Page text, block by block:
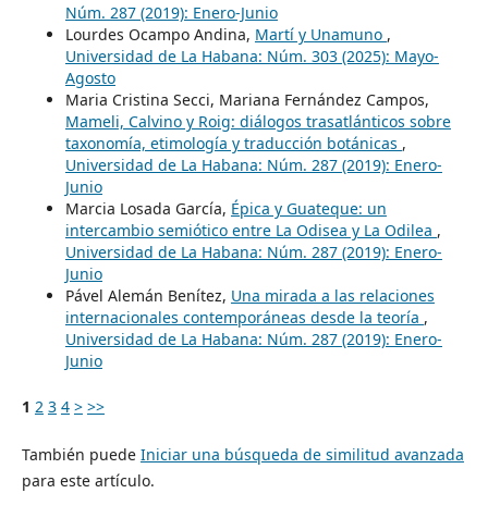
Núm. 287 (2019): Enero-Junio
Lourdes Ocampo Andina, Martí y Unamuno ,
Universidad de La Habana: Núm. 303 (2025): Mayo-
Agosto
Maria Cristina Secci, Mariana Fernández Campos,
Mameli, Calvino y Roig: diálogos trasatlánticos sobre
taxonomía, etimología y traducción botánicas ,
Universidad de La Habana: Núm. 287 (2019): Enero-
Junio
Marcia Losada García, Épica y Guateque: un
intercambio semiótico entre La Odisea y La Odilea ,
Universidad de La Habana: Núm. 287 (2019): Enero-
Junio
Pável Alemán Benítez, Una mirada a las relaciones
internacionales contemporáneas desde la teoría ,
Universidad de La Habana: Núm. 287 (2019): Enero-
Junio
1 2 3 4 > >>
También puede Iniciar una búsqueda de similitud avanzada
para este artículo.